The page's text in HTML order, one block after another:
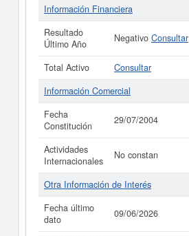
Información Financiera
Resultado
Último Año
Negativo Consultar
Total Activo
Consultar
Información Comercial
Fecha
Constitución
29/07/2004
Actividades
Internacionales
No constan
Otra Información de Interés
Fecha último
dato
09/06/2026